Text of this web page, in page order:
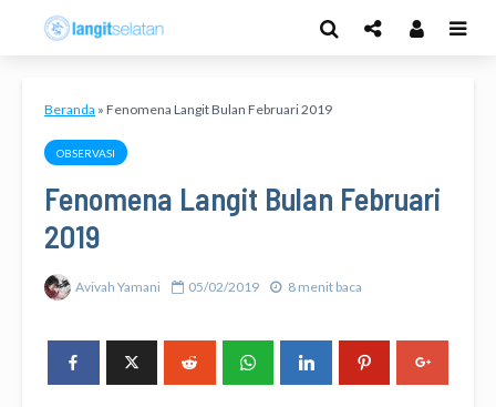
Beranda » Fenomena Langit Bulan Februari 2019
OBSERVASI
Fenomena Langit Bulan Februari
2019
Avivah Yamani 05/02/2019 8 menit baca